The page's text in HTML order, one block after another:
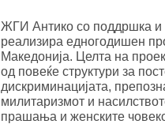
ЖГИ Антико со поддршка и
реализира едногодишен
Македонија. Целта на
од повеќе структури за
дискриминацијата,
милитаризмот и
прашања и женските